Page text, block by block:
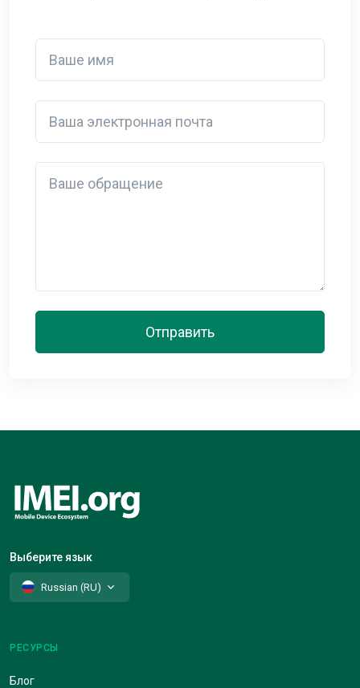
Отправить
Выберите язык
Russian (RU)
РЕСУРСЫ
Блог